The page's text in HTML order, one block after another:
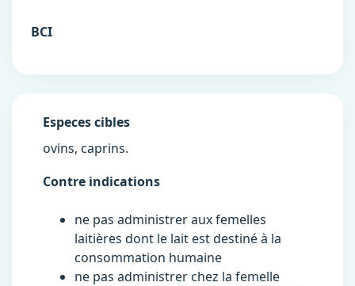
BCI
Especes cibles
ovins, caprins.
Contre indications
ne pas administrer aux femelles
laitières dont le lait est destiné à la
consommation humaine
ne pas administrer chez la femelle